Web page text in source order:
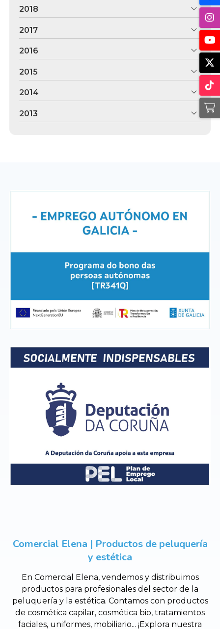
2018
2017
2016
2015
2014
2013
Comercial Elena | Productos de peluquería
y estética
En Comercial Elena, vendemos y distribuimos
productos para profesionales del sector de la
peluquería y la estética. Contamos con productos
de cosmética capilar, cosmética bio, tratamientos
faciales, uniformes, mobiliario... ¡Explora nuestra